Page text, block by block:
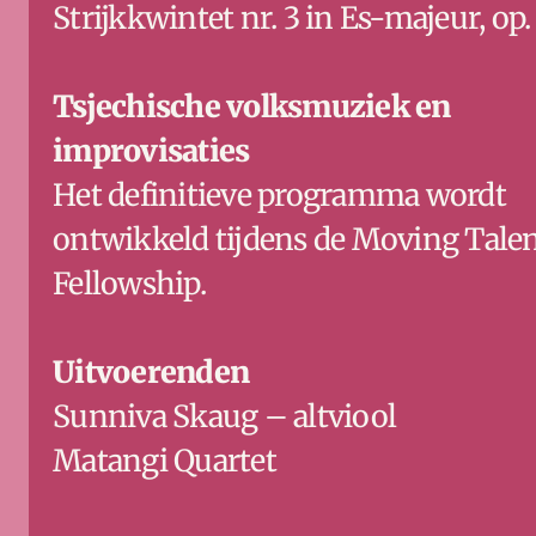
Strijkkwintet nr. 3 in Es-majeur, op.
Tsjechische volksmuziek en
improvisaties
Het definitieve programma wordt
ontwikkeld tijdens de Moving
Fellowship.
Uitvoerenden
Sunniva Skaug – altviool
Matangi Quartet